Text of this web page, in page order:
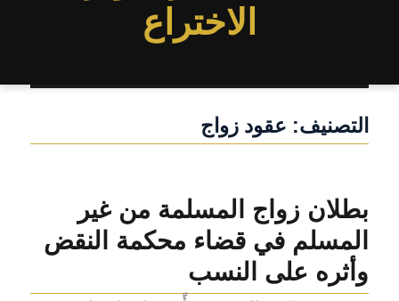
الاختراع
التصنيف: عقود زواج
بطلان زواج المسلمة من غير
المسلم في قضاء محكمة النقض
وأثره على النسب